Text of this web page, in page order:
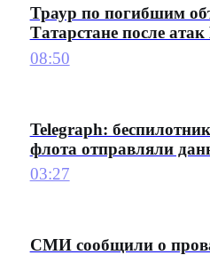
Траур по погибшим
Татарстане после
08:50
Telegraph:
флота отправляли
03:27
СМИ сообщили о